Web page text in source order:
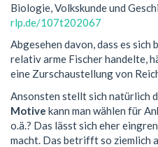
Biologie, Volkskunde und
rlp.de/107t202067
Abgesehen davon, dass es sich
relativ arme Fischer handelte,
eine Zurschaustellung von
Ansonsten stellt sich natürlich
Motive kann man wählen für
o.ä.? Das lässt sich eher
macht. Das betrifft so ziemlich